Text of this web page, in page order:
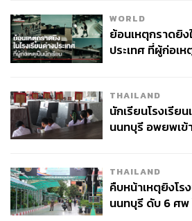
อัยย์ลดา แซ่โค้ว
Content Creator
ประเทศ THE
WORLD
ย้อนเหตุกราดยิง
ประเทศ ที่ผู้ก่อเห
THAILAND
นักเรียนโรงเรีย
นนทบุรี อพยพเ
THAILAND
คืบหน้าเหตุยิงโร
นนทบุรี ดับ 6 ศพ